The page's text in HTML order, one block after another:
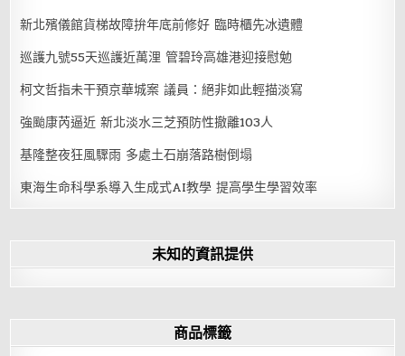
新北殯儀館貨梯故障拚年底前修好 臨時櫃先冰遺體
巡護九號55天巡護近萬浬 管碧玲高雄港迎接慰勉
柯文哲指未干預京華城案 議員：絕非如此輕描淡寫
強颱康芮逼近 新北淡水三芝預防性撤離103人
基隆整夜狂風驟雨 多處土石崩落路樹倒塌
東海生命科學系導入生成式AI教學 提高學生學習效率
未知的資訊提供
商品標籤